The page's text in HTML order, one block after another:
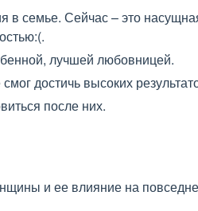
в семье. Сейчас – это
лучшей любовницей.
достичь высоких
после них.
и ее влияние на